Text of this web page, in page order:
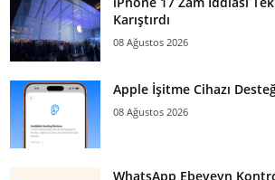
Karıştırdı
08 Ağustos 2026
Apple İşitme Cihazı
08 Ağustos 2026
WhatsApp Ebeveyn